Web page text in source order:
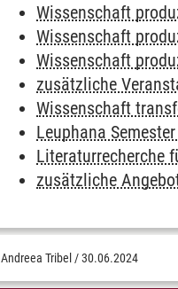
Wissenschaft
Wissenschaft
Wissenschaft
zusätzliche
Wissenschaft
Leuphana
Literaturrecherche
zusätzliche
Andreea Tribel /30.06.2024